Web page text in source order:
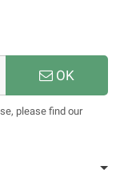
OK
please find our